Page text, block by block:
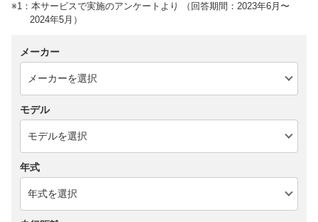
※1：本サービスで実施のアンケートより （回答期間：2023年6月〜
2024年5月）
メーカー
モデル
年式